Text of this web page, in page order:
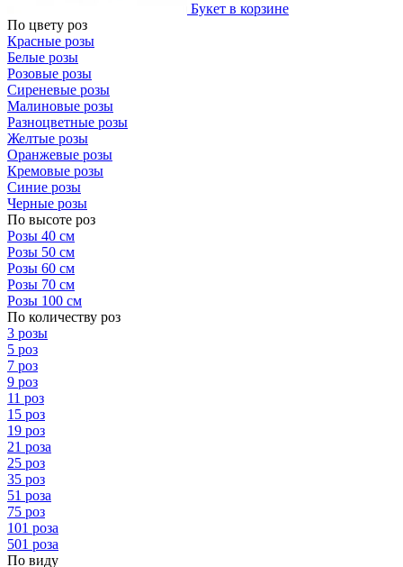
Букет в корзине
По цвету роз
Красные розы
Белые розы
Розовые розы
Сиреневые розы
Малиновые розы
Разноцветные розы
Желтые розы
Оранжевые розы
Кремовые розы
Синие розы
Черные розы
По высоте роз
Розы 40 см
Розы 50 см
Розы 60 см
Розы 70 см
Розы 100 см
По количеству роз
3 розы
5 роз
7 роз
9 роз
11 роз
15 роз
19 роз
21 роза
25 роз
35 роз
51 роза
75 роз
101 роза
501 роза
По виду